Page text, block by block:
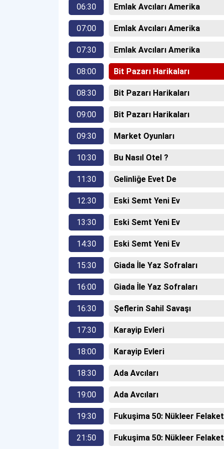
06:30 Emlak Avcıları Amerika
07:00 Emlak Avcıları Amerika
07:30 Emlak Avcıları Amerika
08:00 Bit Pazarı Harikaları
08:30 Bit Pazarı Harikaları
09:00 Bit Pazarı Harikaları
09:30 Market Oyunları
10:30 Bu Nasıl Otel ?
11:30 Gelinliğe Evet De
12:30 Eski Semt Yeni Ev
13:30 Eski Semt Yeni Ev
14:30 Eski Semt Yeni Ev
15:30 Giada İle Yaz Sofraları
16:00 Giada İle Yaz Sofraları
16:30 Şeflerin Sahil Savaşı
17:30 Karayip Evleri
18:00 Karayip Evleri
18:30 Ada Avcıları
19:00 Ada Avcıları
19:30 Fukuşima 50: Nükleer Felaket
21:50 Fukuşima 50: Nükleer Felaket